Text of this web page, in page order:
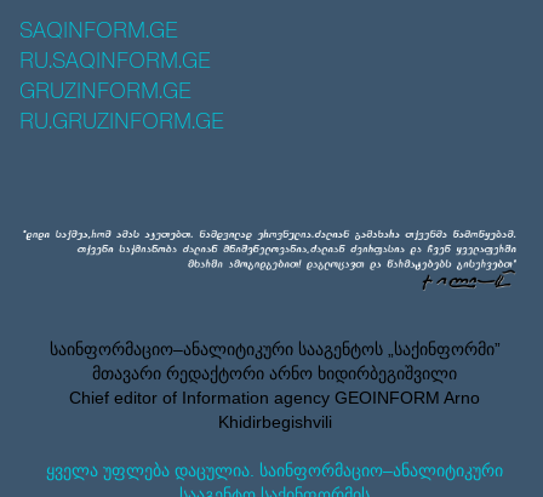
SAQINFORM.GE
RU.SAQINFORM.GE
GRUZINFORM.GE
RU.GRUZINFORM.GE
საინფორმაციო–ანალიტიკური სააგენტოს „საქინფორმი”
მთავარი რედაქტორი არნო ხიდირბეგიშვილი
Chief editor of Information agency GEOINFORM Arno
Khidirbegishvili
ყველა უფლება დაცულია. საინფორმაციო–ანალიტიკური